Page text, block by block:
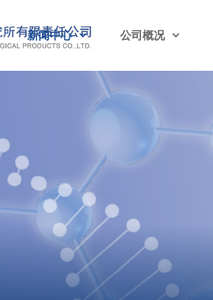
新闻中心 公司概况